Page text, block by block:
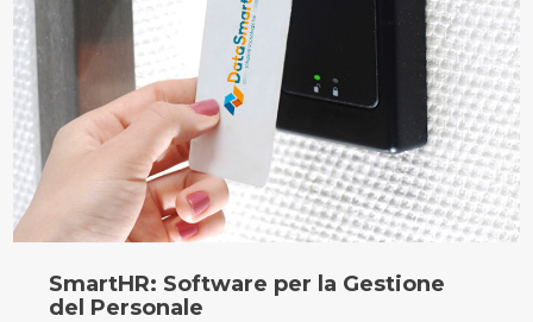
SmartHR: Software per la Gestione
del Personale